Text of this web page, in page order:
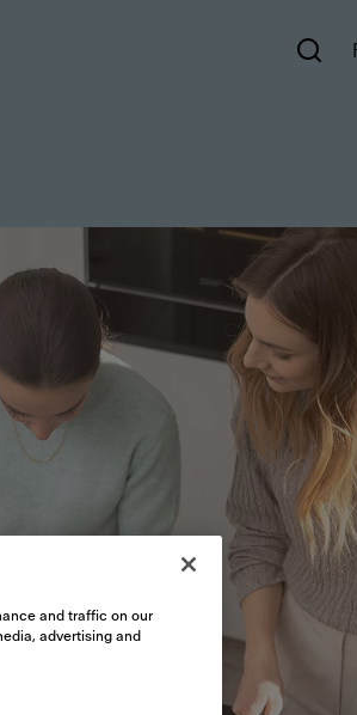
and traffic on our
advertising and